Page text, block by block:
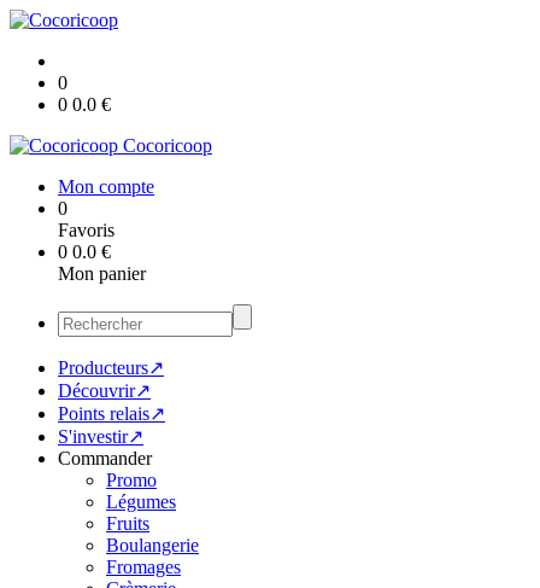
0
0 0.0 €
Cocoricoop
Mon compte
0
Favoris
0 0.0 €
Mon panier
Producteurs↗
Découvrir↗
Points relais↗
S'investir↗
Commander
Promo
Légumes
Fruits
Boulangerie
Fromages